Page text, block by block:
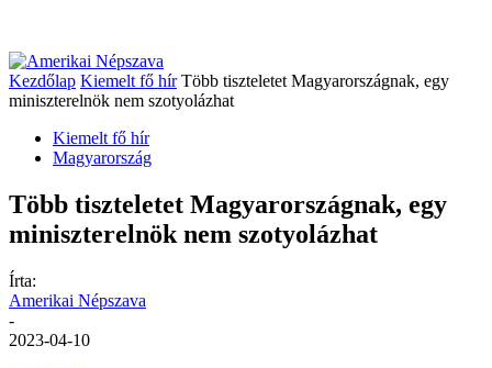
Kezdőlap Kiemelt fő hír Több tiszteletet Magyarországnak, egy
miniszterelnök nem szotyolázhat
Kiemelt fő hír
Magyarország
Több tiszteletet Magyarországnak, egy
miniszterelnök nem szotyolázhat
Írta:
Amerikai Népszava
-
2023-04-10